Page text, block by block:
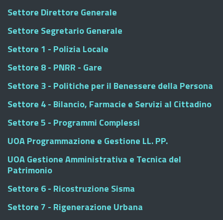
Settore Direttore Generale
Settore Segretario Generale
Settore 1 - Polizia Locale
Settore 8 - PNRR - Gare
Settore 3 - Politiche per il Benessere della Persona
Settore 4 - Bilancio, Farmacie e Servizi al Cittadino
Settore 5 - Programmi Complessi
UOA Programmazione e Gestione LL. PP.
UOA Gestione Amministrativa e Tecnica del
Patrimonio
Settore 6 - Ricostruzione Sisma
Settore 7 - Rigenerazione Urbana